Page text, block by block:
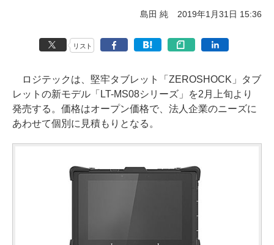
島田 純 2019年1月31日 15:36
リスト
ロジテックは、堅牢タブレット「ZEROSHOCK」タブ
レットの新モデル「LT-MS08シリーズ」を2月上旬より
発売する。価格はオープン価格で、法人企業のニーズに
あわせて個別に見積もりとなる。